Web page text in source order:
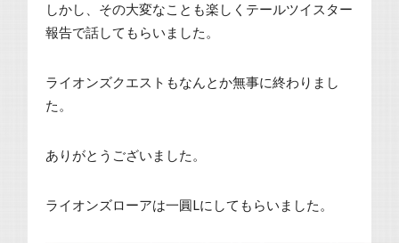
しかし、その大変なことも楽しくテールツイスター
報告で話してもらいました。
ライオンズクエストもなんとか無事に終わりまし
た。
ありがとうございました。
ライオンズローアは一圓Lにしてもらいました。